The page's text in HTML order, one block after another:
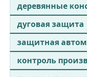
деревянные
дуговая защита
защитная
контроль